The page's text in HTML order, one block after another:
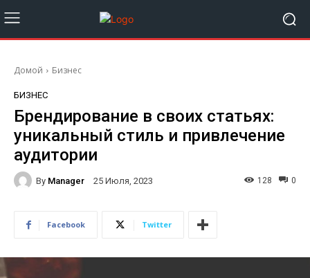
Домой Бизнес
БИЗНЕС
Брендирование в своих статьях:
уникальный стиль и привлечение
аудитории
By Manager 25 Июля, 2023 0
128
Facebook Twitter